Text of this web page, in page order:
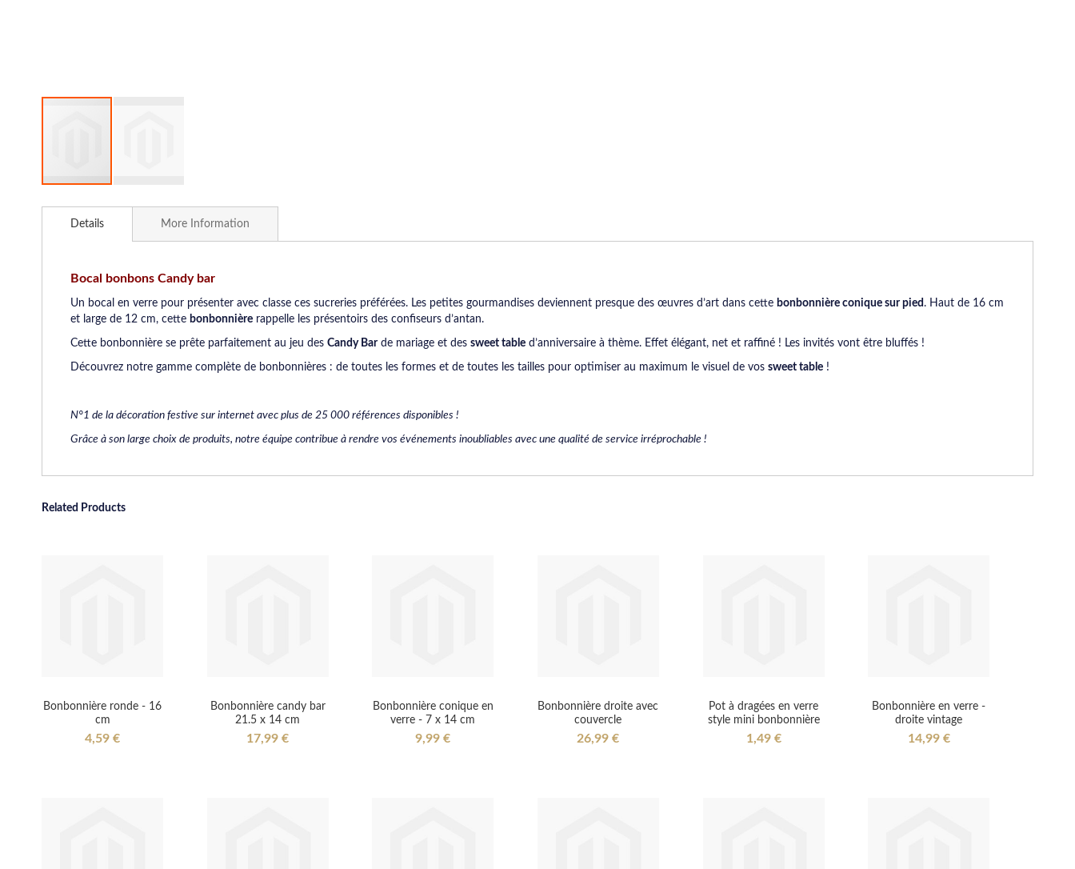
to
gallery
Details
Bocal bonbons Candy bar
Un bocal en verre pour présenter avec classe ces sucreries préférées. Les petites gourmandises deviennent presque des œuvres d’art dans cette bonbonnière conique sur pied. Haut de 16 cm
et large de 12 cm, cette bonbonnière rappelle les présentoirs des confiseurs d’antan.
Cette bonbonnière se prête parfaitement au jeu des Candy Barde mariage et des sweet table d’anniversaire à thème. Effet élégant, net et raffiné ! Les invités vont être bluffés !
Découvrez notre gamme complète de bonbonnières : de toutes les formes et de toutes les tailles pour optimiser au maximum le visuel de vos sweet table !
N°1 de la décoration festive sur internet avec plus de 25 000 références disponibles !
Grâce à son large choix de produits, notre équipe contribue à rendre vos événements inoubliables avec une qualité de service irréprochable !
More Information
Related Products
Bonbonnière ronde - 16
cm
4,59 €
Bonbonnière candy bar
21.5 x 14 cm
17,99 €
Bonbonnière conique en
verre - 7 x 14 cm
9,99 €
Bonbonnière droite avec
couvercle
26,99 €
Pot à dragées en verre
style mini bonbonnière
1,49 €
Bonbonnière en verre -
droite vintage
14,99 €